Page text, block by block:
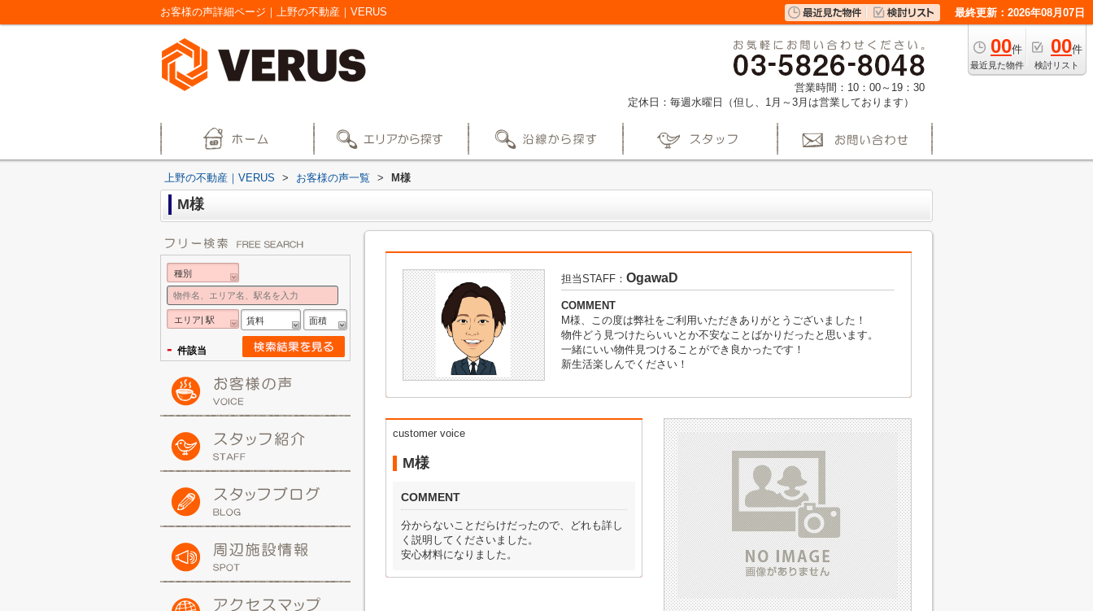
お客様の声詳細ページ｜上野の不動産｜VERUS 最終更新：2026年08月07日
00件
最近見た物件
00件
検討リスト
営業時間：10：00～19：30
定休日：毎週水曜日（但し、1月～3月は営業しております）
上野の不動産｜VERUS > お客様の声一覧 > M様
M様
担当STAFF： OgawaD
COMMENT
M様、この度は弊社をご利用いただきありがとうございました！
物件どう見つけたらいいとか不安なことばかりだったと思います。
一緒にいい物件見つけることができ良かったです！
新生活楽しんでください！
customer voice
M様
COMMENT
分からないことだらけだったので、どれも詳し
く説明してくださいました。
安心材料になりました。
種別
エリア| 駅 賃料 面積
- 件該当